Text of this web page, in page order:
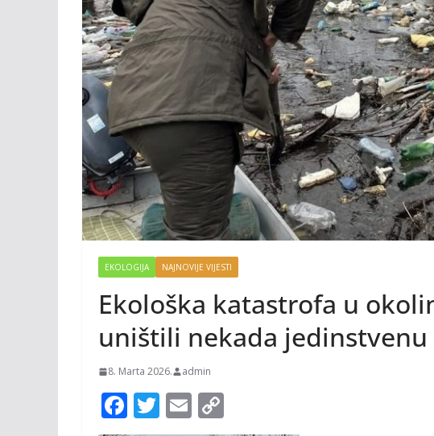
EKOLOGIJA NAJNOVIJE VIJESTI
Ekološka katastrofa u
uništili nekada
8. Marta 2026. admin
F T E